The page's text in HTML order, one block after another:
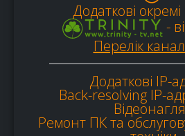
Додаткові
-
Перелік
Додаткові IP-
Back-resolving IP-
Ремонт ПК та